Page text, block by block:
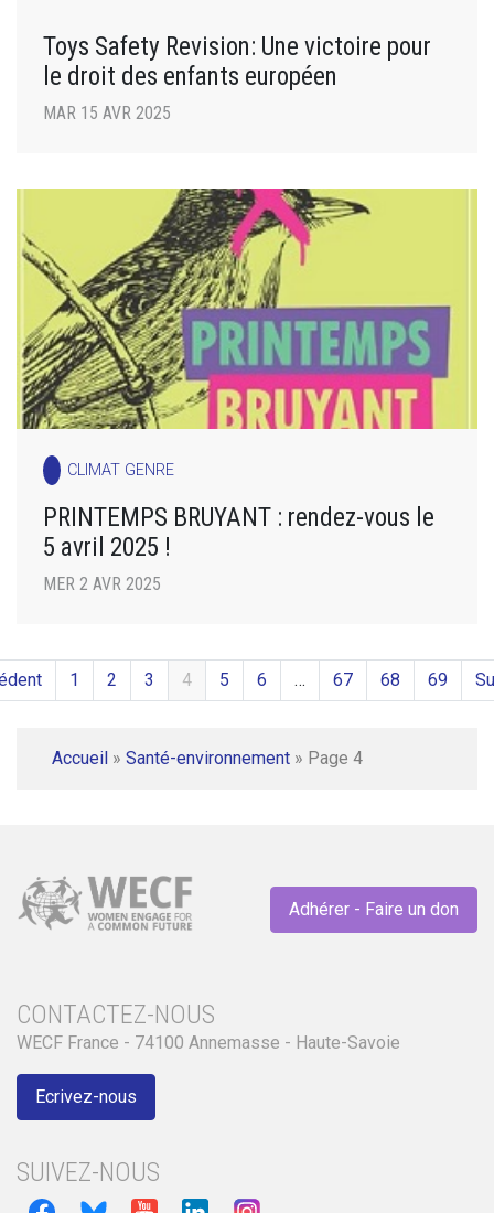
Toys Safety Revision: Une victoire pour
le droit des enfants européen
MAR 15 AVR 2025
CLIMAT GENRE
PRINTEMPS BRUYANT : rendez-vous le
5 avril 2025 !
MER 2 AVR 2025
1 2 3 4 5 6 … 67 68 69
Accueil » Santé-environnement » Page 4
Adhérer - Faire un don
CONTACTEZ-NOUS
WECF France - 74100 Annemasse - Haute-Savoie
Ecrivez-nous
SUIVEZ-NOUS